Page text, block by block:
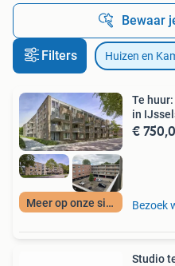
Bewaar
Filters Huizen en
Meer op onze site
Te
in
€
Bezoek
Studio